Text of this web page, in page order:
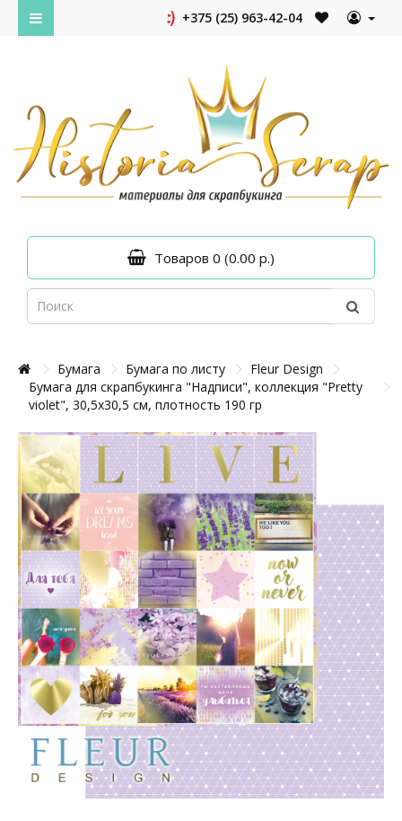
+375 (25) 963-42-04
Товаров 0 (0.00 р.)
Бумага Бумага по листу
Fleur Design
Бумага для скрапбукинга "Надписи", коллекция "Pretty
violet", 30,5х30,5 см, плотность 190 гр